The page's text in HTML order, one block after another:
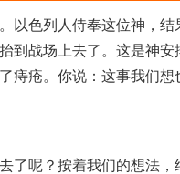
以色列人侍奉这位神，
到战场上去了。这是神
痔疮。你说：这事我们
了呢？按着我们的想法